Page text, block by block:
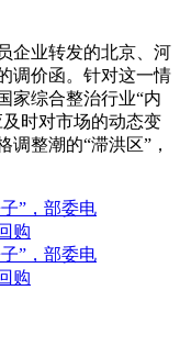
业转发的北京、河
调价函。针对这一情
家综合整治行业“内
时对市场的动态变
整潮的“滞洪区”，
”，部委电
购
”，部委电
购